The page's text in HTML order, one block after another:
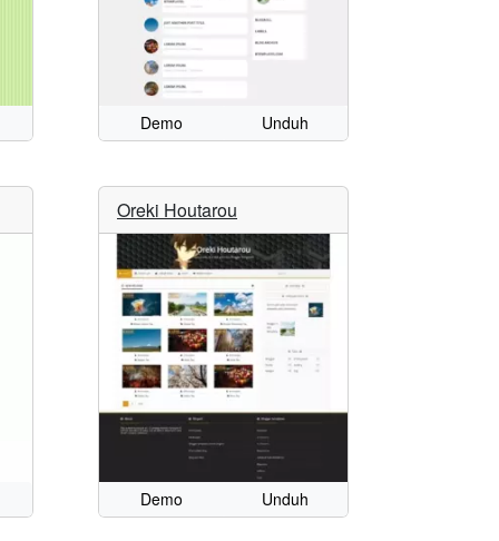
Demo Unduh
Oreki Houtarou
Demo Unduh